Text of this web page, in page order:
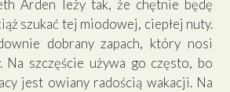
Arden leży tak, że chętnie będę
szukać tej miodowej, ciepłej nuty.
dobrany zapach, który nosi
Na szczęście używa go często, bo
jest owiany radością wakacji. Na